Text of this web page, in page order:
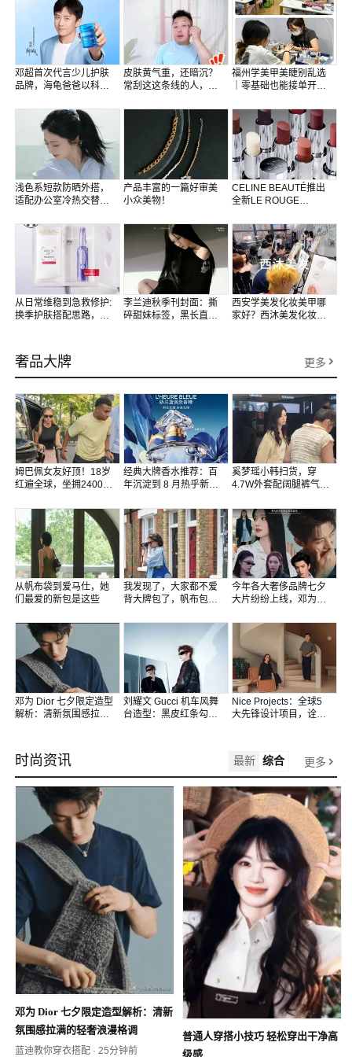
邓超首次代言少儿护肤
品牌，海龟爸爸以科学
代
皮肤黄气重，还暗沉？
常刮这这条线的人，小
福州学美甲美睫别乱选
｜零基础也能接单开
浅色系短款防晒外搭，
适配办公室冷热交替场
产品丰富的一篇好审美
小众美物！
CELINE BEAUTÉ推出
全新LE ROUGE
膏
从日常维稳到急救修护:
换季护肤搭配思路，敏
李兰迪秋季刊封面：撕
碎甜妹标签，黑长直烟
西安学美发化妆美甲哪
家好？西沐美发化妆美
奢品大牌 更多
姆巴佩女友好顶！18岁
红遍全球，坐拥2400万
看LV秀
经典大牌香水推荐：百
年沉淀到 8 月热乎新香
奚梦瑶小韩扫货，穿
4.7W外套配阔腿裤气场
范
从帆布袋到爱马仕，她
们最爱的新包是这些
我发现了，大家都不爱
背大牌包了，帆布包火
今年各大奢侈品牌七夕
大片纷纷上线，邓为、
远…众星出镜演绎，每
家品牌都跳出了同质化
的浪漫套路，用完全不
同的叙事、美学和情
绪，重新诠释七夕的爱
意表达～
邓为 Dior 七夕限定造型
解析：清新氛围感拉满
刘耀文 Gucci 机车风舞
台造型：黑皮红条勾勒
Nice Projects：全球5
大先锋设计项目，诠释
时尚资讯 最新 综合 更多
邓为 Dior 七夕限定造型解析：清新
氛围感拉满的轻奢浪漫格调
蓝迪教你穿衣搭配 · 25分钟前
普通人穿搭小技巧 轻松穿出干净高
级感